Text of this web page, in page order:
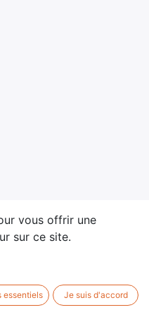
Source eCommerce
vous offrir une
sur ce site.
essentiels Je suis d'accord